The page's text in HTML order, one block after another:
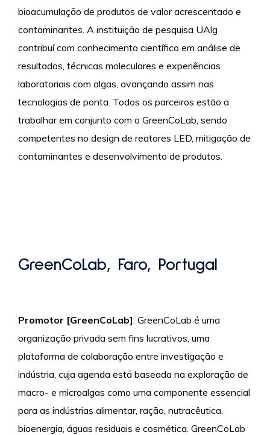
bioacumulação de produtos de valor acrescentado e
contaminantes. A instituição de pesquisa UAlg
contribuí com conhecimento científico em análise de
resultados, técnicas moleculares e experiências
laboratoriais com algas, avançando assim nas
tecnologias de ponta. Todos os parceiros estão a
trabalhar em conjunto com o GreenCoLab, sendo
competentes no design de reatores LED, mitigação de
contaminantes e desenvolvimento de produtos.
GreenCoLab, Faro, Portugal
Promotor [GreenCoLab]: GreenCoLab é uma
organização privada sem fins lucrativos, uma
plataforma de colaboração entre investigação e
indústria, cuja agenda está baseada na exploração de
macro- e microalgas como uma componente essencial
para as indústrias alimentar, ração, nutracêutica,
bioenergia, águas residuais e cosmética. GreenCoLab